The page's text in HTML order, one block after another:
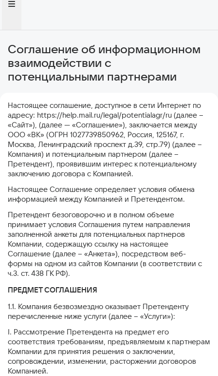
Соглашение об информационном
взаимодействии с
потенциальными партнерами
Настоящее соглашение, доступное в сети Интернет по
адресу: https://help.mail.ru/legal/potentialagr/ru (далее –
«Сайт»), (далее — «Соглашение»), заключается между
ООО «ВК» (ОГРН 1027739850962, Россия, 125167, г.
Москва, Ленинградский проспект д.39, стр.79) (далее –
Компания) и потенциальным партнером (далее –
Претендент), проявившим интерес к потенциальному
заключению договора с Компанией.
Настоящее Соглашение определяет условия обмена
информацией между Компанией и Претендентом.
Претендент безоговорочно и в полном объеме
принимает условия Соглашения путем направления
заполненной анкеты для потенциальных партнеров
Компании, содержащую ссылку на настоящее
Соглашение (далее – «Анкета»), посредством веб-
формы на одном из сайтов Компании (в соответствии с
ч.3. ст. 438 ГК РФ).
ПРЕДМЕТ СОГЛАШЕНИЯ
1.1. Компания безвозмездно оказывает Претенденту
перечисленные ниже услуги (далее – «Услуги»):
I. Рассмотрение Претендента на предмет его
соответствия требованиям, предъявляемым к партнерам
Компании для принятия решения о заключении,
сопровождении, изменении, расторжении договоров
Компанией.